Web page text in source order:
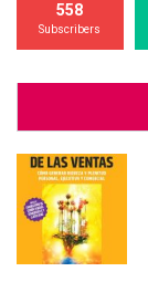
558
Subscribers